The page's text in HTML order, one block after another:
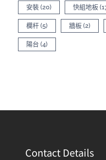
安裝 (20) 快組地板
欄杆 (5) 牆板 (2)
陽台 (4)
Contact Details